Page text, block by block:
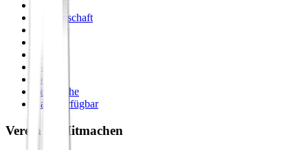
Gemeinschaft
Formate
Galerie
Journal
Vergleiche
Bald verfügbar
Verein & Mitmachen